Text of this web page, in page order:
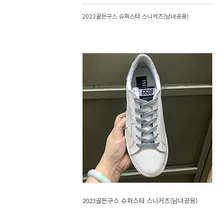
2023골든구스 슈퍼스타 스니커즈(남녀공용)
2023골든구스 슈퍼스타 스니커즈(남녀공용)